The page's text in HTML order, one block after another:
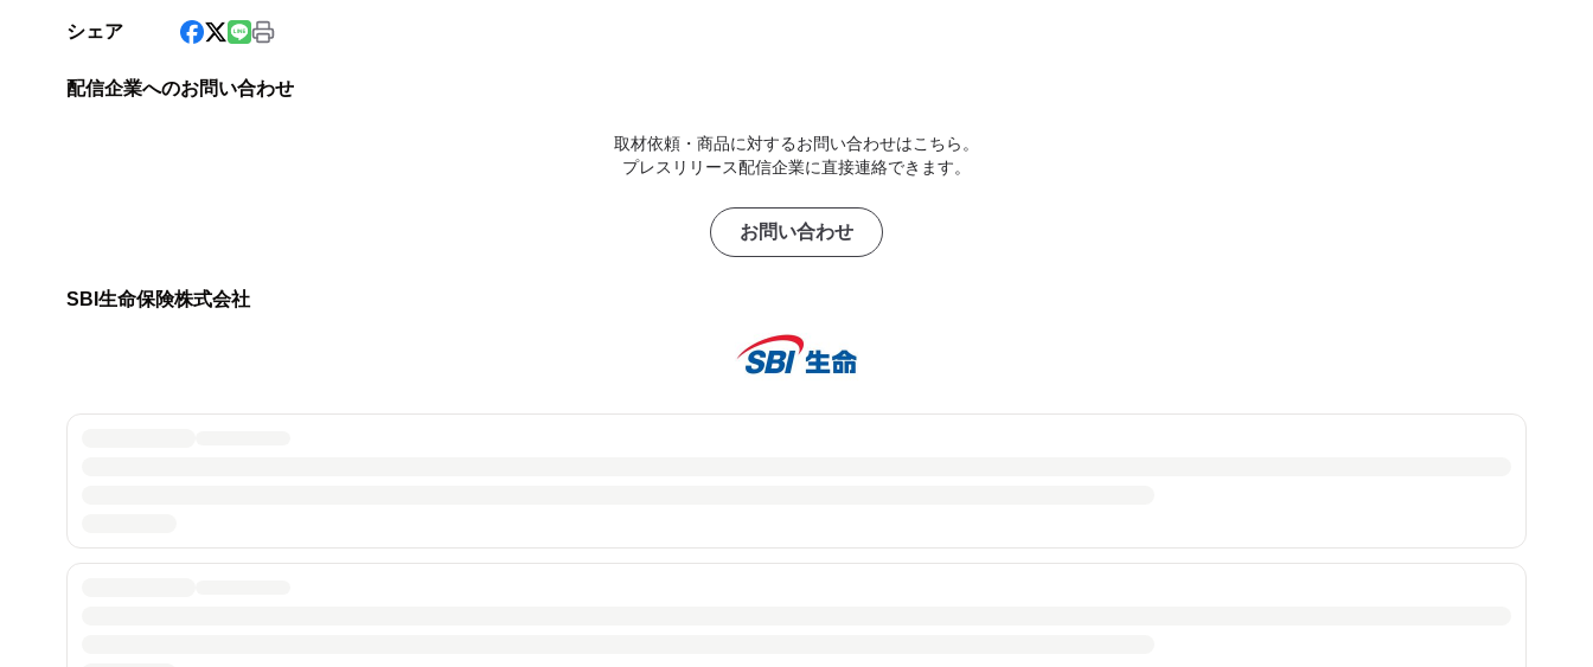
シェア
配信企業へのお問い合わせ
取材依頼・商品に対するお問い合わせはこちら。
プレスリリース配信企業に直接連絡できます。
お問い合わせ
SBI生命保険株式会社